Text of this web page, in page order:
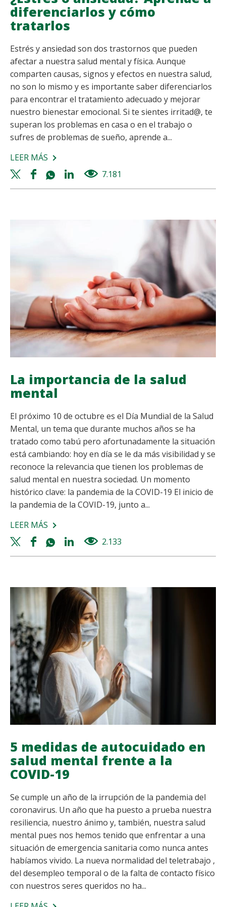
diferenciarlos y cómo
tratarlos
Estrés y ansiedad son dos trastornos que pueden
afectar a nuestra salud mental y física. Aunque
comparten causas, signos y efectos en nuestra salud,
no son lo mismo y es importante saber diferenciarlos
para encontrar el tratamiento adecuado y mejorar
nuestro bienestar emocional. Si te sientes irritad@, te
superan los problemas en casa o en el trabajo o
sufres de problemas de sueño, aprende a...
LEER MÁS SOBRE
¿ESTRÉS
O
Twitter
share
Facebook
share
Whatsapp
share
Linkedin
share
7.181
La importancia de la salud
mental
El próximo 10 de octubre es el Día Mundial de la Salud
Mental, un tema que durante muchos años se ha
tratado como tabú pero afortunadamente la situación
está cambiando: hoy en día se le da más visibilidad y se
reconoce la relevancia que tienen los problemas de
salud mental en nuestra sociedad. Un momento
histórico clave: la pandemia de la COVID-19 El inicio de
la pandemia de la COVID-19, junto a...
LEER MÁS SOBRE
LA
IMPORTANCIA
SALUD
MENTAL
Twitter
share
Facebook
share
Whatsapp
share
Linkedin
share
2.133
5 medidas de autocuidado en
salud mental frente a la
COVID-19
Se cumple un año de la irrupción de la pandemia del
coronavirus. Un año que ha puesto a prueba nuestra
resiliencia, nuestro ánimo y, también, nuestra salud
mental pues nos hemos tenido que enfrentar a una
situación de emergencia sanitaria como nunca antes
habíamos vivido. La nueva normalidad del teletrabajo ,
del desempleo temporal o de la falta de contacto físico
con nuestros seres queridos no ha...